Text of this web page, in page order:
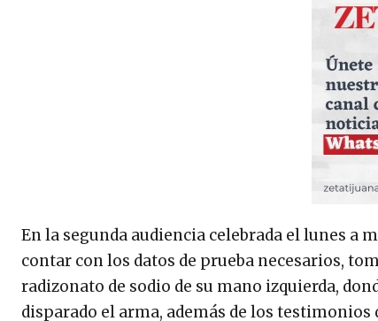
En la segunda audiencia celebrada el lunes a
contar con los datos de prueba necesarios,
radizonato de sodio de su mano izquierda,
disparado el arma, además de los